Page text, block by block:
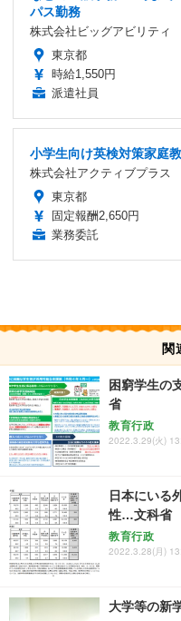
パス勤務
株式会社ビッグアビリティ
東京都
時給1,550円
派遣社員
小学生向け英検対策家庭
株式会社アクティブプラス
東京都
固定報酬2,650円
業務委託
関
困窮学生の
省
教育行政
2022.3.29(火)
日本にいる
性…文科省
教育行政
2022.3.28(月)
大学等の新